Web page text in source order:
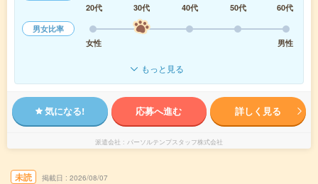
20代
30代 40代 50代
60代
男女比率
女性
男性
もっと見る
気になる! 応募へ進む 詳しく見る
派遣会社 パーソルテンプスタッフ株式会社
未読 掲載日 2026/08/07